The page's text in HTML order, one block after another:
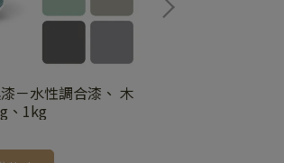
－水性調合漆、 木
、1kg